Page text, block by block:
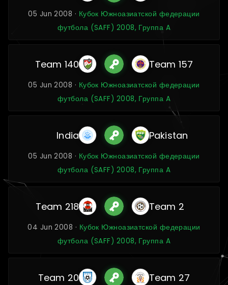
05 Jun 2008 · Кубок Южноазиатской федерации
футбола (SAFF) 2008, Группа A
Team 140 Team 157
05 Jun 2008 · Кубок Южноазиатской федерации
футбола (SAFF) 2008, Группа A
India Pakistan
05 Jun 2008 · Кубок Южноазиатской федерации
футбола (SAFF) 2008, Группа A
Team 218 Team 2
04 Jun 2008 · Кубок Южноазиатской федерации
футбола (SAFF) 2008, Группа A
Team 20 Team 27